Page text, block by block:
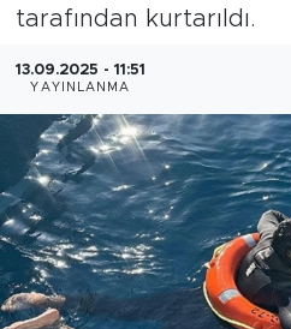
tarafından kurtarıldı.
13.09.2025 - 11:51
YAYINLANMA